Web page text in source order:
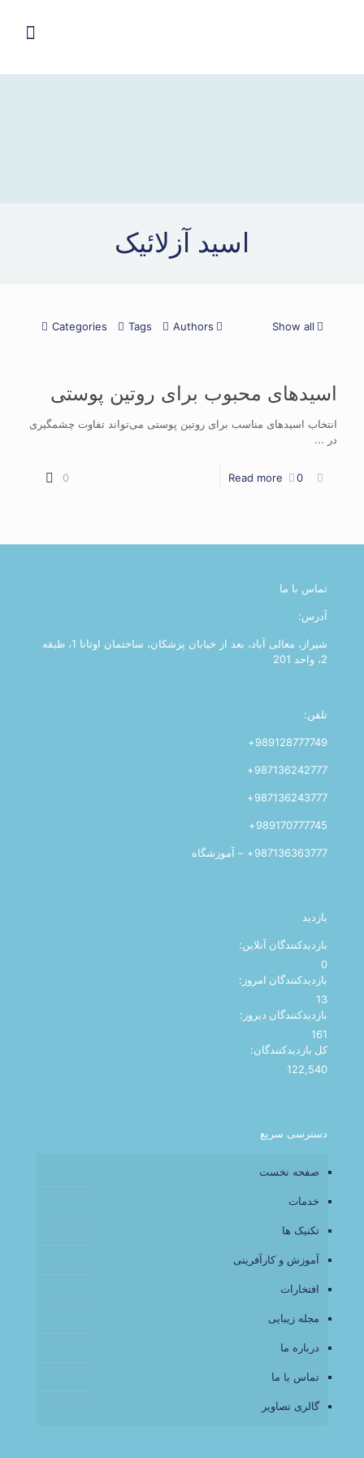
اسید آزلائیک
Categories Tags Authors Show all
اسیدهای محبوب برای روتین پوستی
انتخاب اسیدهای مناسب برای روتین پوستی می‌تواند تفاوت چشمگیری
در ...
0 0
Read more
تماس با ما
آدرس:
شیراز، معالی آباد، بعد از خیابان پزشکان، ساختمان اوتانا 1، طبقه
2، واحد 201
تلفن:
989128777749+
987136242777+
987136243777+
989170777745+
987136363777+ – آموزشگاه
بازدید
بازدیدکنندگان آنلاین:
0
بازدیدکنندگان امروز:
13
بازدیدکنندگان دیروز:
161
کل بازدیدکنند‌گان:
122,540
دسترسی سریع
صفحه نخست
خدمات
تکنیک ها
آموزش و کارآفرینی
افتخارات
مجله زیبایی
درباره ما
تماس با ما
گالری تصاویر